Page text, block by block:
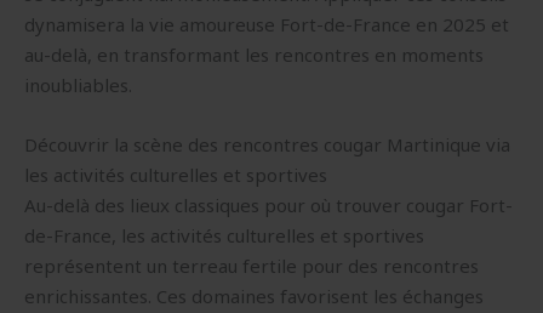
dynamisera la vie amoureuse Fort-de-France en 2025 et
au-delà, en transformant les rencontres en moments
inoubliables.
Découvrir la scène des rencontres cougar Martinique via
les activités culturelles et sportives
Au-delà des lieux classiques pour où trouver cougar Fort-
de-France, les activités culturelles et sportives
représentent un terreau fertile pour des rencontres
enrichissantes. Ces domaines favorisent les échanges